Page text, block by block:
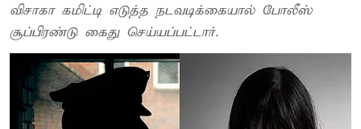
விசாகா கமிட்டி எடுத்த நடவடிக்கையால் போலீஸ்
சூப்பிரண்டு கைது செய்யப்பட்டார்.